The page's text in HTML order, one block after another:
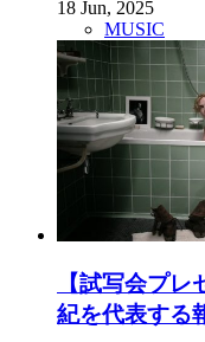
18 Jun, 2025
MUSIC
【試写会プ
紀を代表する